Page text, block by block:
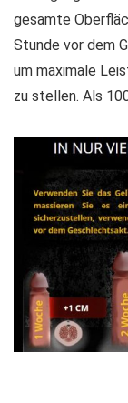
gesamte
Stunde vor dem
um maximale
zu stellen. Als